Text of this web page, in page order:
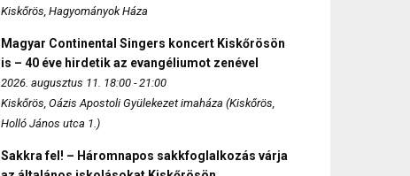
Kiskőrös, Hagyományok Háza
Magyar Continental Singers koncert Kiskőrösön
is – 40 éve hirdetik az evangéliumot zenével
2026. augusztus 11. 18:00 - 21:00
Kiskőrös, Oázis Apostoli Gyülekezet imaháza (Kiskőrös,
Holló János utca 1.)
Sakkra fel! – Háromnapos sakkfoglalkozás várja